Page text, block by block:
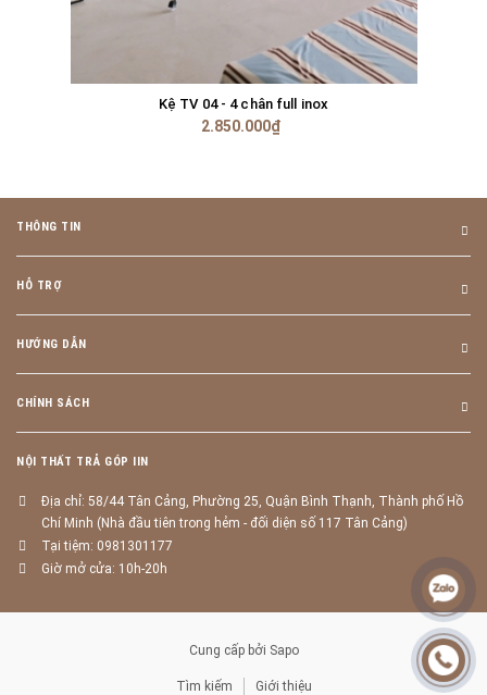
Kệ TV 04 - 4 chân full inox
2.850.000₫
THÔNG TIN
HỖ TRỢ
HƯỚNG DẪN
CHÍNH SÁCH
NỘI THẤT TRẢ GÓP IIN
Địa chỉ: 58/44 Tân Cảng, Phường 25, Quận Bình Thạnh, Thành phố Hồ
Chí Minh (Nhà đầu tiên trong hẻm - đối diện số 117 Tân Cảng)
Tại tiệm: 0981301177
Giờ mở cửa: 10h-20h
Cung cấp bởi Sapo
Tìm kiếm Giới thiệu